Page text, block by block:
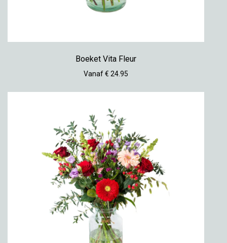
Boeket Vita Fleur
Vanaf € 24.95